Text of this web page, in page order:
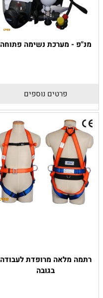
מנ"פ - מערכת נשימה פתוחה
פרטים נוספים
רתמה מלאה מרופדת לעבודה
בגובה